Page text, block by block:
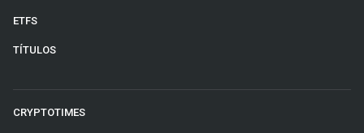
ETFS
TÍTULOS
CRYPTOTIMES